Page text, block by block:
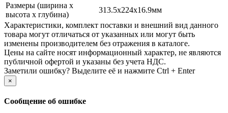
Размеры (ширина х
высота х глубина)
313.5x224x16.9мм
Xарактеристики, комплект поставки и внешний вид данного
товара могут отличаться от указанных или могут быть
изменены производителем без отражения в каталоге.
Цены на сайте носят информационный характер, не являются
публичной офертой и указаны без учета НДС.
Заметили ошибку? Выделите её и нажмите Ctrl + Enter
×
Сообщение об ошибке